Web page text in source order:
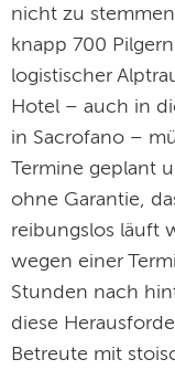
nicht zu
knapp 700
logistischer
Hotel – auch in
in Sacrofano –
Termine geplant
ohne Garantie,
reibungslos läuft
wegen einer
Stunden nach
diese
Betreute mit